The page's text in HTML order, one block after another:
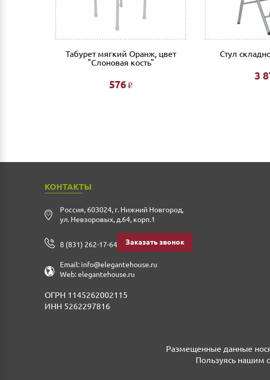
Табурет мягкий Оранж, цвет
"Слоновая кость"
576 Р
Стул
3
КОНТАКТЫ
Россия, 603024, г. Нижний Новгород,
ул. Невзоровых, д.64, корп.1
8 (831) 262-17-64 Заказать звонок
Email: info@elegantehouse.ru
Web:elegantehouse.ru
ОГРН 1145262002115
ИНН 5262297816
Размещенные данные
Пользуясь нашим